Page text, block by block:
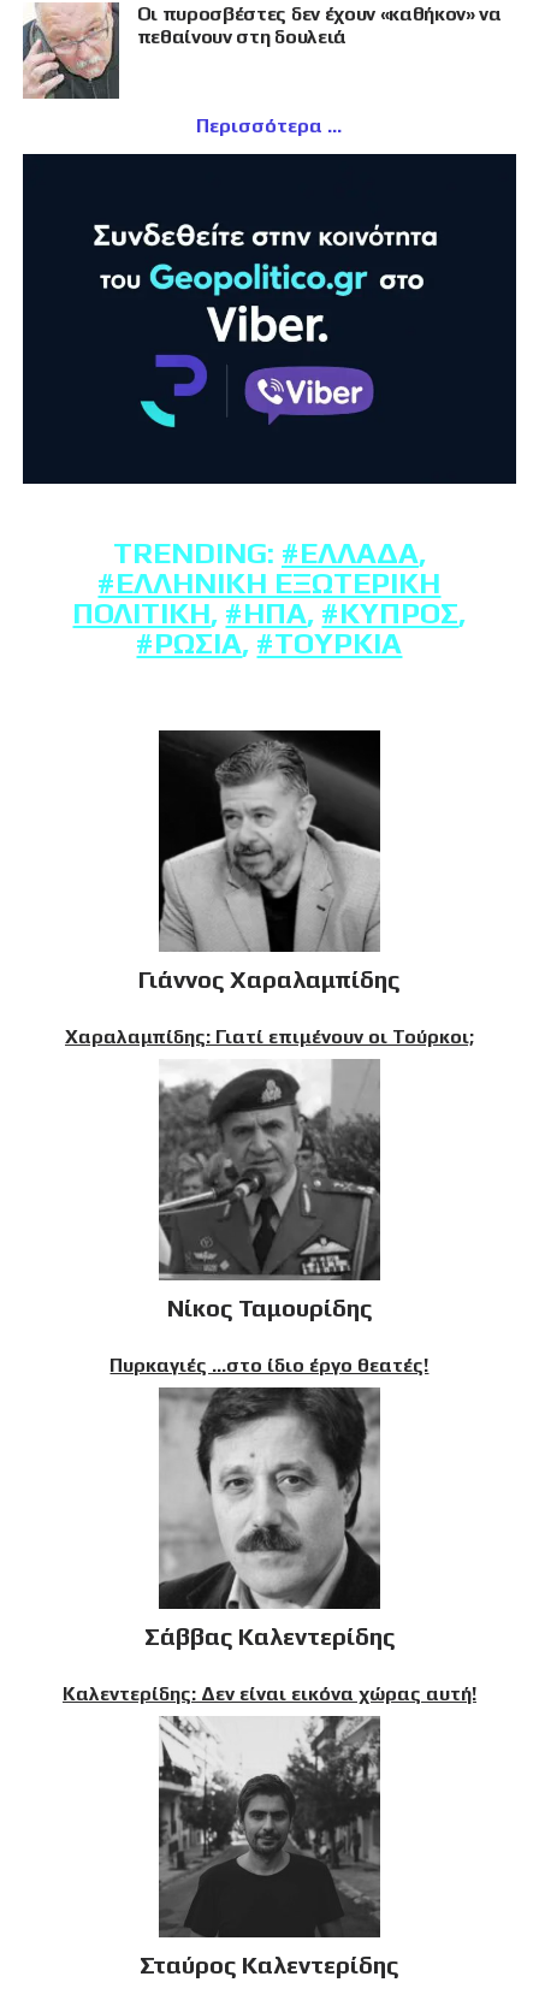
Οι πυροσβέστες δεν έχουν «καθήκον» να
πεθαίνουν στη δουλειά
Περισσότερα
TRENDING: #ΕΛΛΆΔΑ,
#ΕΛΛΗΝΙΚΉ ΕΞΩΤΕΡΙΚΉ
ΠΟΛΙΤΙΚΉ, #ΗΠΑ, #ΚΎΠΡΟΣ,
#ΡΩΣΊΑ, #ΤΟΥΡΚΊΑ
Γιάννος Χαραλαμπίδης
Χαραλαμπίδης: Γιατί επιμένουν οι Τούρκοι;
Νίκος Ταμουρίδης
Πυρκαγιές …στο ίδιο έργο θεατές!
Σάββας Καλεντερίδης
Καλεντερίδης: Δεν είναι εικόνα χώρας αυτή!
Σταύρος Καλεντερίδης